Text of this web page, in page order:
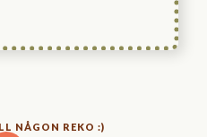
NÅGON REKO :)